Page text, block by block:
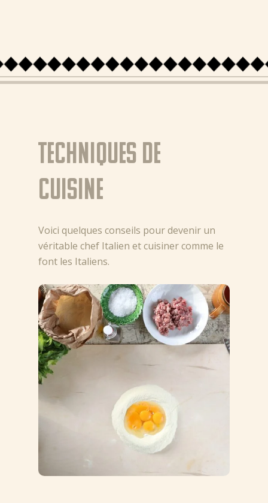
Techniques de
cuisine
Voici quelques conseils pour devenir un
véritable chef Italien et cuisiner comme le
font les Italiens.